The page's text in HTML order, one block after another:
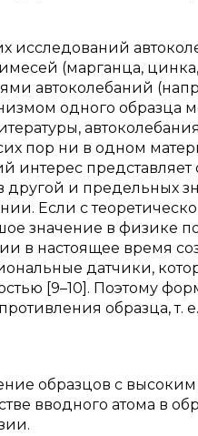
исследований
(марганца, цинка,
автоколебаний
одного образца
пор ни в одном
другой и предельных
Если c
значение в физике
в настоящее время
датчики,
[9–10]. Поэтому
образца,
образцов с
вводного атома в